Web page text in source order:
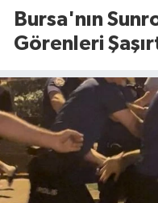
Bursa'nın
Görenleri